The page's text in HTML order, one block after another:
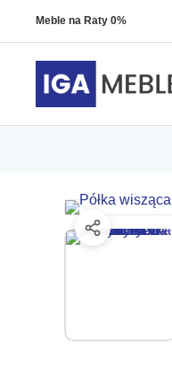
Meble na Raty 0%